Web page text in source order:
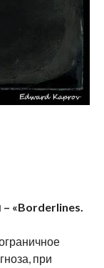
«Borderlines.
при